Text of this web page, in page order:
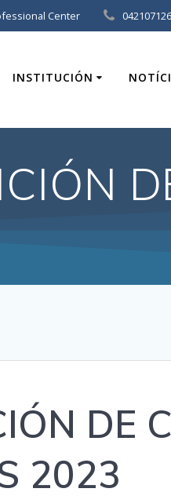
Center
INSTITUCIÓN
DE
2023